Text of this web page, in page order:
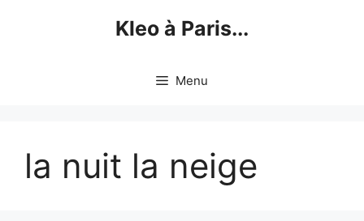
Kleo à Paris...
Menu
la nuit la neige